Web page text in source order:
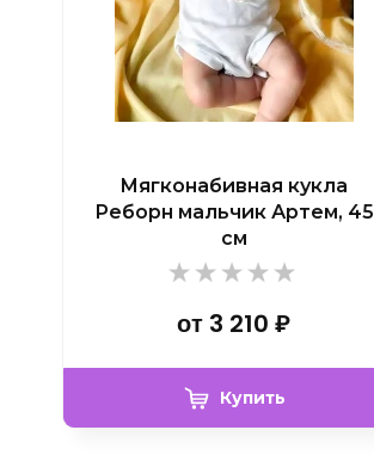
Мягконабивная кукла
Реборн мальчик Артем, 45
см
от 3 210 ₽
Купить